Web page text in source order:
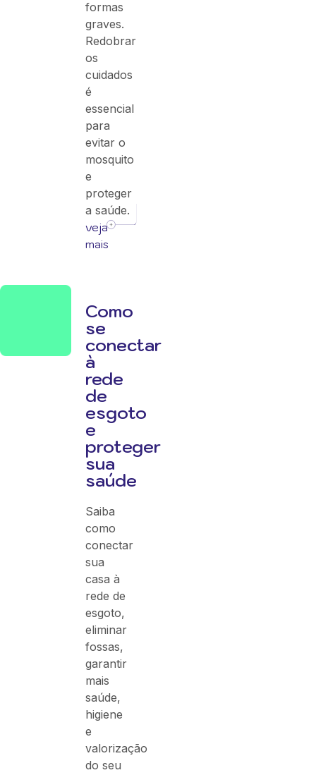
formas
graves.
Redobrar
os
cuidados
é
essencial
para
evitar o
mosquito
e
proteger
a saúde.
veja
mais
Como
se
conectar
à
rede
de
esgoto
e
proteger
sua
saúde
Saiba
como
conectar
sua
casa à
rede de
esgoto,
eliminar
fossas,
garantir
mais
saúde,
higiene
e
valorização
do seu